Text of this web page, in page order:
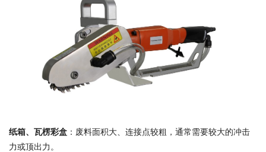
纸箱、瓦楞彩盒 ：废料面积大、连接点较粗，通常需要较大的冲击
力或顶出力。